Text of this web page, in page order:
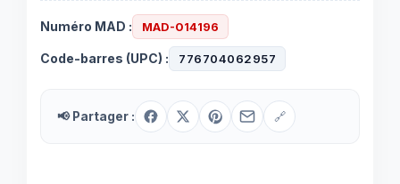
Numéro MAD : MAD-014196
Code-barres (UPC) : 776704062957
📢 Partager : 🔗